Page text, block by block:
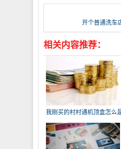
开个普通洗车
相关内容推荐：
我刚买的村村通机顶盒怎么
智